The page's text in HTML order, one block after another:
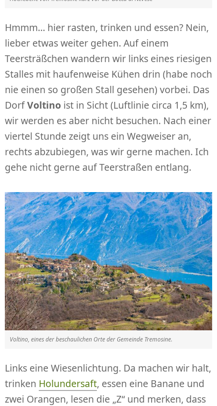
Hmmm… hier rasten, trinken und essen? Nein,
lieber etwas weiter gehen. Auf einem
Teersträßchen wandern wir links eines riesigen
Stalles mit haufenweise Kühen drin (habe noch
nie einen so großen Stall gesehen) vorbei. Das
DorfVoltino ist in Sicht (Luftlinie circa 1,5 km),
wir werden es aber nicht besuchen. Nach einer
viertel Stunde zeigt uns ein Wegweiser an,
rechts abzubiegen, was wir gerne machen. Ich
gehe nicht gerne auf Teerstraßen entlang.
Voltino, eines der beschaulichen Orte der Gemeinde Tremosine.
Links eine Wiesenlichtung. Da machen wir halt,
trinken Holundersaft, essen eine Banane und
zwei Orangen, lesen die „Z“ und merken, dass